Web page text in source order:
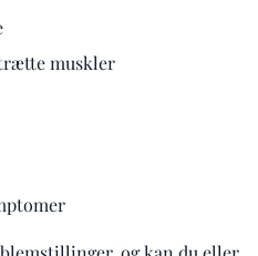
muskler